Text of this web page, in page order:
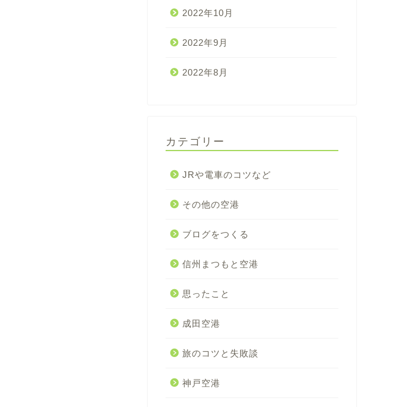
2022年10月
2022年9月
2022年8月
カテゴリー
JRや電車のコツなど
その他の空港
ブログをつくる
信州まつもと空港
思ったこと
成田空港
旅のコツと失敗談
神戸空港